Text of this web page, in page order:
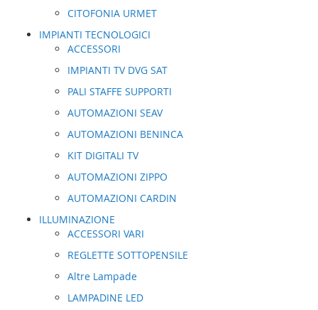
CITOFONIA URMET
IMPIANTI TECNOLOGICI
ACCESSORI
IMPIANTI TV DVG SAT
PALI STAFFE SUPPORTI
AUTOMAZIONI SEAV
AUTOMAZIONI BENINCA
KIT DIGITALI TV
AUTOMAZIONI ZIPPO
AUTOMAZIONI CARDIN
ILLUMINAZIONE
ACCESSORI VARI
REGLETTE SOTTOPENSILE
Altre Lampade
LAMPADINE LED